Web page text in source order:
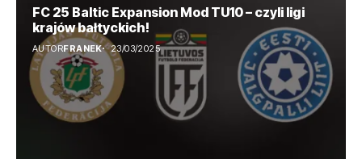
FC 25 Baltic Expansion Mod TU10 – czyli ligi
krajów bałtyckich!
AUTORFRANEK 23/03/2025